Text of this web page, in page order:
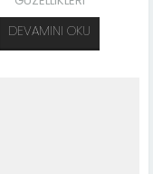
DEVAMINI OKU